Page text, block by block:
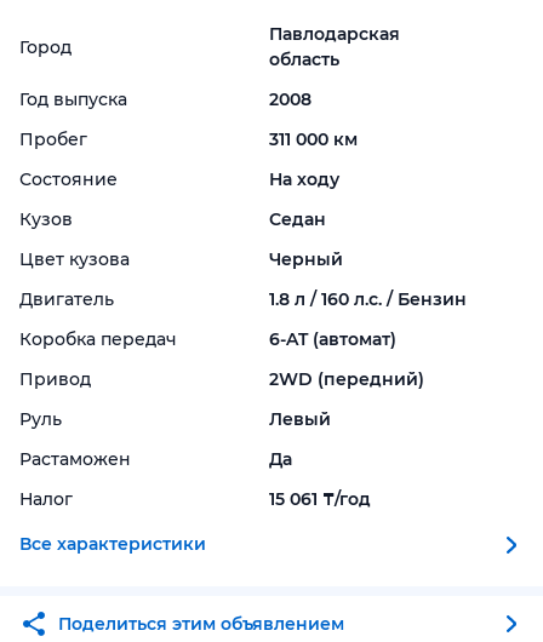
Город
Павлодарская
область
Год выпуска
2008
Пробег
311 000 км
Состояние
На ходу
Кузов
Седан
Цвет кузова
Черный
Двигатель
1.8 л / 160 л.с. / Бензин
Коробка передач
6-AT (автомат)
Привод
2WD (передний)
Руль
Левый
Растаможен
Да
Налог
15 061 ₸/год
Все характеристики
Поделиться этим объявлением